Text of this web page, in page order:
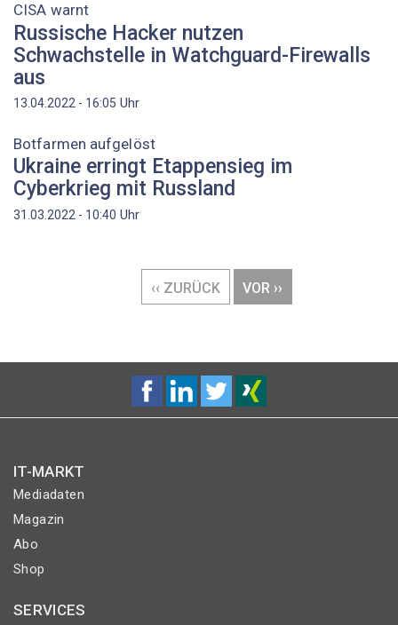
CISA warnt
Russische Hacker nutzen
Schwachstelle in Watchguard-Firewalls
aus
13.04.2022 - 16:05 Uhr
Botfarmen aufgelöst
Ukraine erringt Etappensieg im
Cyberkrieg mit Russland
31.03.2022 - 10:40 Uhr
VORHERIGE
SEITE
‹‹ ZURÜCK
NÄCHSTE
SEITE
VOR ››
IT-MARKT
Mediadaten
Magazin
Abo
Shop
SERVICES